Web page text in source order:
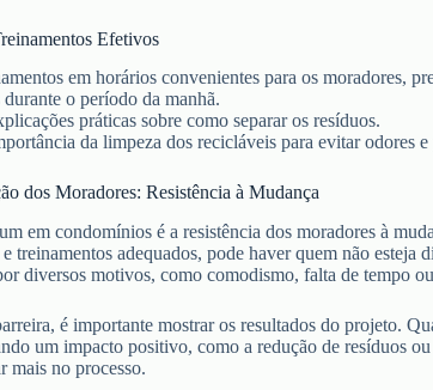
Efetivos
em horários convenientes para os moradores,
o período da manhã.
práticas sobre como separar os resíduos.
da limpeza dos recicláveis para evitar odores e
dos Moradores: Resistência à Mudança
em condomínios é a resistência dos moradores à
treinamentos adequados, pode haver quem não esteja
diversos motivos, como comodismo, falta de tempo
é importante mostrar os resultados do projeto.
um impacto positivo, como a redução de resíduos
mais no processo.